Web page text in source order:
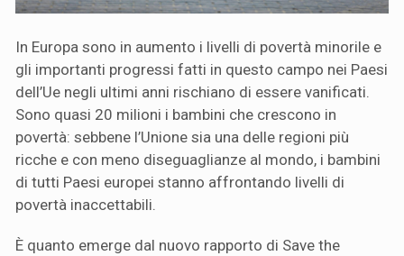
In Europa sono in aumento i livelli di povertà minorile e
gli importanti progressi fatti in questo campo nei Paesi
dell’Ue negli ultimi anni rischiano di essere vanificati.
Sono quasi 20 milioni i bambini che crescono in
povertà: sebbene l’Unione sia una delle regioni più
ricche e con meno diseguaglianze al mondo, i bambini
di tutti Paesi europei stanno affrontando livelli di
povertà inaccettabili.
È quanto emerge dal nuovo rapporto di Save the